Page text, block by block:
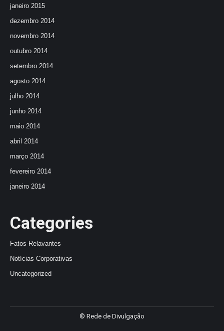
janeiro 2015
dezembro 2014
novembro 2014
outubro 2014
setembro 2014
agosto 2014
julho 2014
junho 2014
maio 2014
abril 2014
março 2014
fevereiro 2014
janeiro 2014
Categories
Fatos Relavantes
Notícias Corporativas
Uncategorized
© Rede de Divulgação